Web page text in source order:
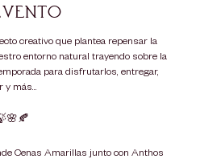
creativo que plantea repensar la
entorno natural trayendo sobre la
para disfrutarlos, entregar,
y más...
Cenas Amarillas junto con Anthos